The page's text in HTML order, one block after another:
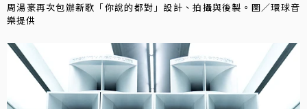
周湯豪再次包辦新歌「你說的都對」設計、拍攝與後製。圖／環球音
樂提供